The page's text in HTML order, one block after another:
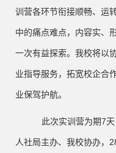
训营各环节衔接顺畅、运
中的痛点难点，内容实、
一次有益探索。我校将以
业指导服务，拓宽校企合
业保驾护航。
此次实训营为期7
人社局主办、我校协办，